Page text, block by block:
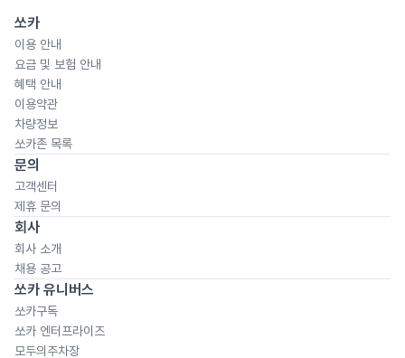
쏘카
이용 안내
요금 및 보험 안내
혜택 안내
이용약관
차량정보
쏘카존 목록
문의
고객센터
제휴 문의
회사
회사 소개
채용 공고
쏘카 유니버스
쏘카구독
쏘카 엔터프라이즈
모두의주차장